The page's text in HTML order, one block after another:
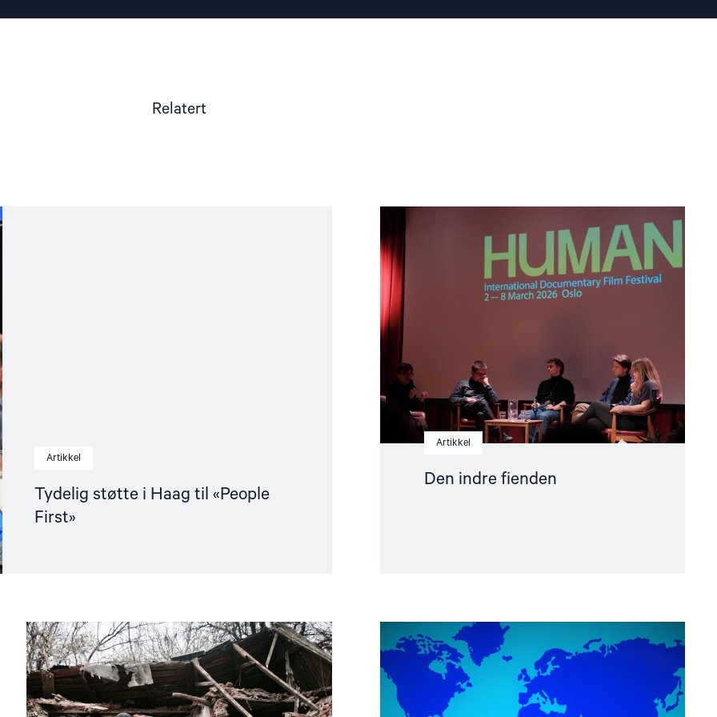
Relatert
Artikkel
Tydelig støtte i Haag til «People
First»
Artikkel
Den indre fienden
fienden"
Read
article
"Dokumentasjonsarbeidet"
"Visum-
og
overfor
menneskerettighetsforsvarere